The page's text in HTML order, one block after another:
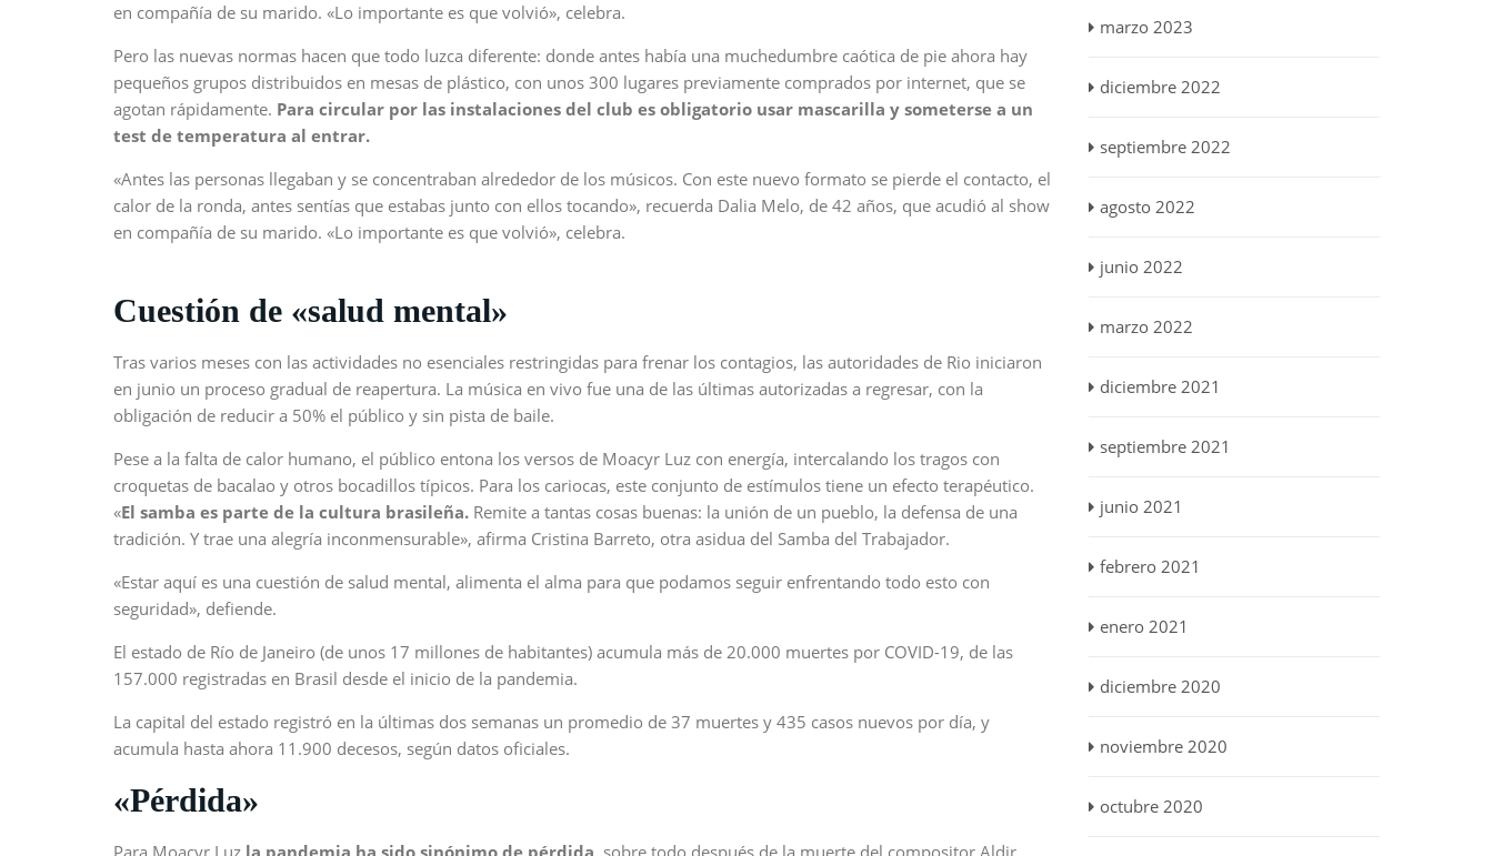
en compañía de su marido. «Lo importante es que volvió», celebra.
Pero las nuevas normas hacen que todo luzca diferente: donde antes había una muchedumbre caótica de pie ahora hay
pequeños grupos distribuidos en mesas de plástico, con unos 300 lugares previamente comprados por internet, que se
agotan rápidamente. Para circular por las instalaciones del club es obligatorio usar mascarilla y someterse a un
test de temperatura al entrar.
«Antes las personas llegaban y se concentraban alrededor de los músicos. Con este nuevo formato se pierde el contacto, el
calor de la ronda, antes sentías que estabas junto con ellos tocando», recuerda Dalia Melo, de 42 años, que acudió al show
en compañía de su marido. «Lo importante es que volvió», celebra.
Cuestión de «salud mental»
Tras varios meses con las actividades no esenciales restringidas para frenar los contagios, las autoridades de Rio iniciaron
en junio un proceso gradual de reapertura. La música en vivo fue una de las últimas autorizadas a regresar, con la
obligación de reducir a 50% el público y sin pista de baile.
Pese a la falta de calor humano, el público entona los versos de Moacyr Luz con energía, intercalando los tragos con
croquetas de bacalao y otros bocadillos típicos. Para los cariocas, este conjunto de estímulos tiene un efecto terapéutico.
«El samba es parte de la cultura brasileña. Remite a tantas cosas buenas: la unión de un pueblo, la defensa de una
tradición. Y trae una alegría inconmensurable», afirma Cristina Barreto, otra asidua del Samba del Trabajador.
«Estar aquí es una cuestión de salud mental, alimenta el alma para que podamos seguir enfrentando todo esto con
seguridad», defiende.
El estado de Río de Janeiro (de unos 17 millones de habitantes) acumula más de 20.000 muertes por COVID-19, de las
157.000 registradas en Brasil desde el inicio de la pandemia.
La capital del estado registró en la últimas dos semanas un promedio de 37 muertes y 435 casos nuevos por día, y
acumula hasta ahora 11.900 decesos, según datos oficiales.
«Pérdida»
Para Moacyr Luz la pandemia ha sido sinónimo de pérdida, sobre todo después de la muerte del compositor Aldir
marzo 2023
diciembre 2022
septiembre 2022
agosto 2022
junio 2022
marzo 2022
diciembre 2021
septiembre 2021
junio 2021
febrero 2021
enero 2021
diciembre 2020
noviembre 2020
octubre 2020